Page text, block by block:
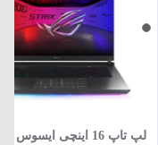
لپ‌ تاپ 16 اینچی ایسوس